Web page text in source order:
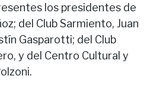
los presidentes de
del Club Sarmiento, Juan
Gasparotti; del Club
y del Centro Cultural y